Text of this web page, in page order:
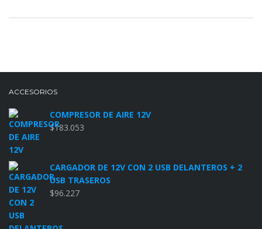
ACCESORIOS
COMPRESOR DE AIRE 12V
$183.053
CARGADOR DE 12V CON 2 USB DELANTEROS + 2
USB TRASEROS
$96.227